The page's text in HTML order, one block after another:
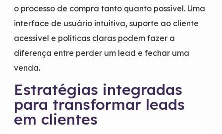
o processo de compra tanto quanto possível. Uma
interface de usuário intuitiva, suporte ao cliente
acessível e políticas claras podem fazer a
diferença entre perder um lead e fechar uma
venda.
Estratégias integradas
para transformar leads
em clientes